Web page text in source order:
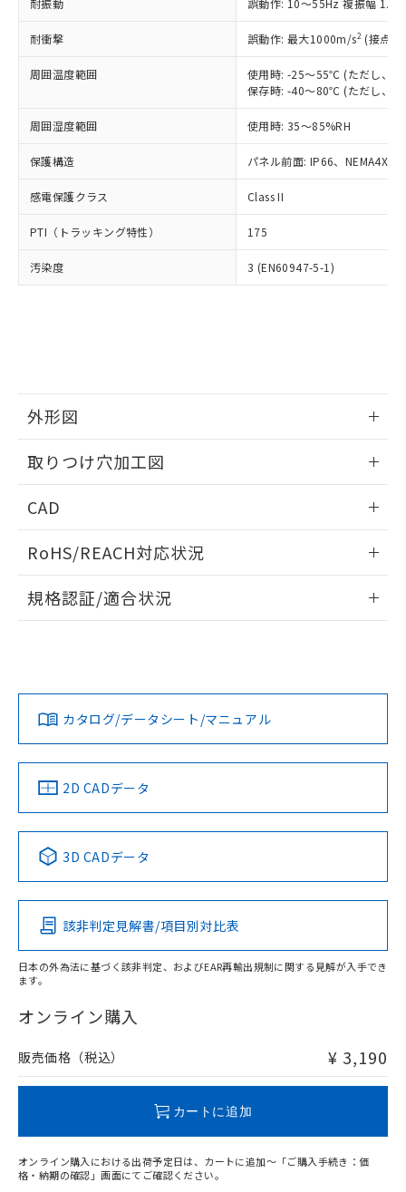
耐振動 誤動作: 10～55Hz 複振幅
耐衝撃 誤動作: 最大1000m/s2 (接点
周囲温度範囲
使用時: -25～55℃ (ただし、氷
保存時: -40～80℃ (ただし、氷
周囲湿度範囲 使用時: 35～85%RH
保護構造 パネル前面: IP66、NEMA4X,
感電保護クラス Class II
PTI（トラッキング特性） 175
汚染度 3 (EN60947-5-1)
外形図
取りつけ穴加工図
CAD
ドすることができます。
ログイン/会員登録
ダウンロードデータをご利用いただく前に、以下を必ずお読
みください。
ソフトウェアの使用条件
RoHS/REACH対応状況
EU RoHS 注意事項・凡例
対応済み
中国 RoHS 注意事項・凡例
Pb Hg Cd Cr(VI)
O
在庫等で未対応品が混在する可能性があります。
問い合わせください。
規格認証/適合状況
カタログ/データシート/マニュアル
2D CADデータ
3D CADデータ
該非判定見解書/項目別対比表
日本の外為法に基づく該非判定、およびEAR再輸出規制に関する見解が入手でき
ます。
オンライン購入
販売価格（税込） ¥ 3,190
カートに追加
オンライン購入における出荷予定日は、カートに追加～「ご購入手続き：価
格・納期の確認」画面にてご確認ください。
正式な納期状況および標準価格はお客
様のお取引先、またはお客様担当のオ
ムロン制御機器販売店・当社販売員に
オムロン制御機器販売店や当社販売拠
販売ネットワーク
」をご確認
在庫状況および標準価格結果を当社の
事前の承諾なく第三者に漏洩または開
示しないようお願いします。
マイパーツ機能（部品リスト作成サー
ビス）をご利用いただくには、I-Web
メンバーズにご登録されている必要が
お客様が当ウェブサイト上で当社にご
指します。
但し、RoHS指令で産業用監視および制御機器に対する
適用除外項目は除く。
フタル酸エステル類の４物質については閾値を超える意
図的な使用がないことを確認しています。
部品在庫の切り替え状況などにより、予定
月が前後することがあります。
※3 非含有証明書ダウンロード
51物質の非含有証明書（当社基準）
※本証明書は発行日時点で非含有を証明す
るもので、過去に遡って非含有を証明する
ものではありません。
また、RoHS指令のフタル酸エステル類４
欄に対応日を記載しておりました。
既に当社にて対応品への在庫切替を完了
していることから、特段のことがない限
り、2022年1月12日より割愛しておりま
す。
DBP(フタル酸ジブチル) : 1000ppm、 DIBP(フタル酸ジ
イソブチル) : 1000ppm、 BBP(フタル酸ブチルベンジ
DEHP(フタル酸ビス(2-エチルヘキシル)) : 1000ppm
準値以下であることを示します。
「10」：通常の使用状況下において有害物
質が外部に漏えいし、環境に深刻な影響を
及ぼさない年数を意味します。
「－」：未確認です。当社販売部門へお問
全に破砕するなど、違法に輸出されな
いよう必要な手段を講じます。
当社は貴社製品を、核兵器、ミサイ
ル、化学兵器、生物兵器またはその他
武器並びにこれらの製造装置等に一切
当社は、貴社製品を第三者に販売する
場合は、上記1、2および3の内容を当
該第三者に通知します。また当社は、
販売先および販売に係わる関係者が違
法に輸出するおそれがある場合は、取
り引きをいたしません。
一定数には満たないが在庫あり
－
在庫なし(最新の在庫状況につ
いては、お客様のお取引先、ま
たはお客様担当のオムロン制御
機器販売店・当社販売員にご確
空
受注生産機種、また在庫状況の
情報を公開していない機種